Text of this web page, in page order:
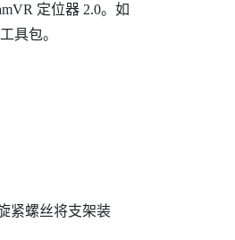
定位器 2.0。如
具包。
紧螺丝将支架装